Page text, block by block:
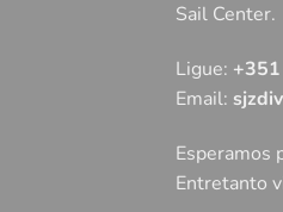
Sail Center.
Ligue:
Email:
Esperamos
Entretanto